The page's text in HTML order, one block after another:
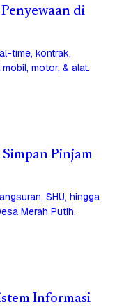
di
time, kontrak,
motor, & alat.
Pinjam
SHU, hingga
Merah Putih.
Informasi